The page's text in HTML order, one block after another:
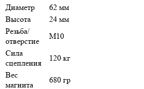
Диаметр
62 мм
Высота
24 мм
Резьба/
отверстие
М10
Сила
сцепления
120 кг
Вес
магнита
680 гр